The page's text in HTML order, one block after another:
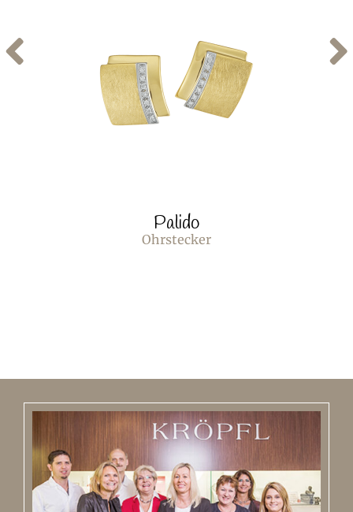
Palido
Ohrstecker